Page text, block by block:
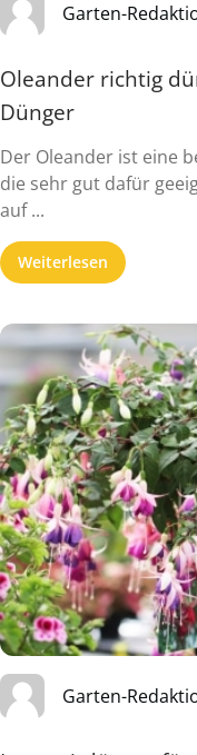
Garten-
Oleander richtig
Dünger
Der Oleander ist eine
die sehr gut dafür
auf ...
Weiterlesen
Garten-